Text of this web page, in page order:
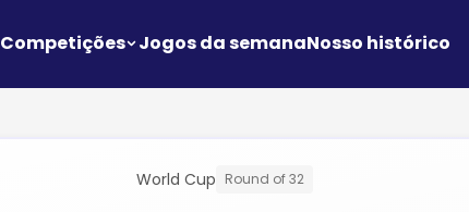
Competições Jogos da semanaNosso histórico
World Cup Round of 32